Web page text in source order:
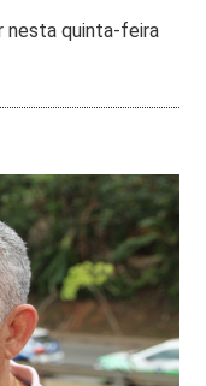
nesta quinta-feira